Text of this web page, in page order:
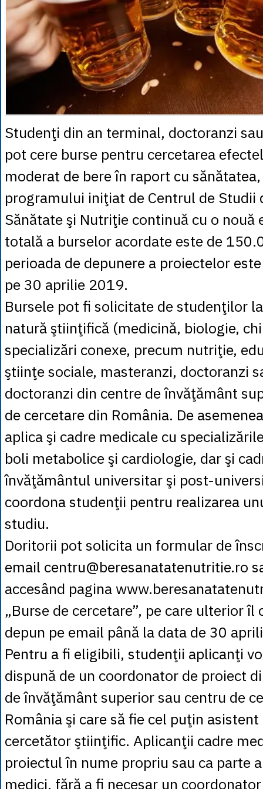
Studenţi din an terminal, doctoranzi
pot cere burse pentru cercetarea
moderat de bere în raport cu
programului iniţiat de Centrul de Studii
Sănătate şi Nutriţie continuă cu o nouă
totală a burselor acordate este de
perioada de depunere a proiectelor
pe 30 aprilie 2019.
Bursele pot fi solicitate de studenţilor
natură ştiinţifică (medicină, biologie,
specializări conexe, precum nutriţie,
ştiinţe sociale, masteranzi, doctoranzi
doctoranzi din centre de învăţământ
de cercetare din România. De
aplica şi cadre medicale cu
boli metabolice şi cardiologie, dar şi
învăţământul universitar şi post-
coordona studenţii pentru realizarea
studiu.
Doritorii pot solicita un formular de
email centru@beresanatatenutritie.ro
accesând pagina
„Burse de cercetare”, pe care ulterior îl
depun pe email până la data de 30
Pentru a fi eligibili, studenţii aplicanţi
dispună de un coordonator de proiect
de învăţământ superior sau centru de
România şi care să fie cel puţin
cercetător ştiinţific. Aplicanţii cadre
proiectul în nume propriu sau ca parte
medici, fără a fi necesar un